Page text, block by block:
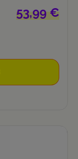
Regulärer
53,99 €